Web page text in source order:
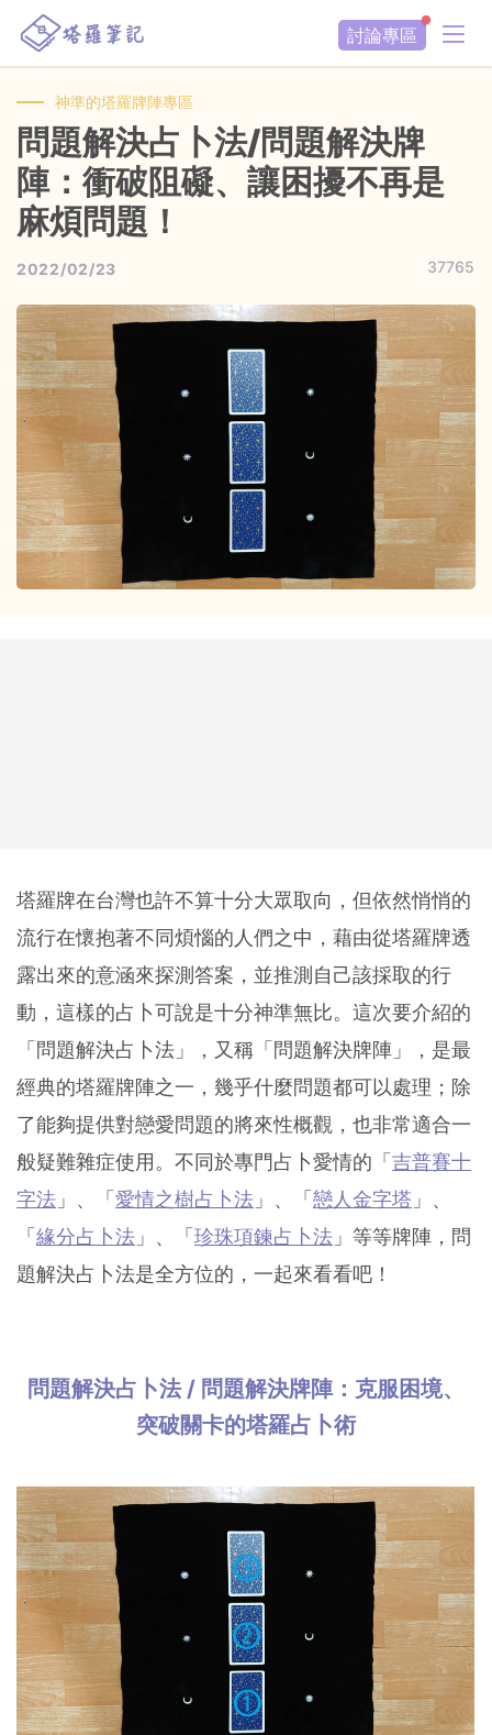
討論專區
神準的塔羅牌陣專區
問題解決占卜法/問題解決牌
陣：衝破阻礙、讓困擾不再是
麻煩問題！
2022/02/23 37765
塔羅牌在台灣也許不算十分大眾取向，但依然悄悄的
流行在懷抱著不同煩惱的人們之中，藉由從塔羅牌透
露出來的意涵來探測答案，並推測自己該採取的行
動，這樣的占卜可說是十分神準無比。這次要介紹的
「問題解決占卜法」，又稱「問題解決牌陣」，是最
經典的塔羅牌陣之一，幾乎什麼問題都可以處理；除
了能夠提供對戀愛問題的將來性概觀，也非常適合一
般疑難雜症使用。不同於專門占卜愛情的「 吉普賽十
字法 」、「 愛情之樹占卜法 」、「 戀人金字塔 」、
「 緣分占卜法 」、「 珍珠項鍊占卜法 」等等牌陣，問
題解決占卜法是全方位的，一起來看看吧！
問題解決占卜法 / 問題解決牌陣：克服困境、
突破關卡的塔羅占卜術